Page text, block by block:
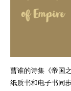
曹谁的诗集《帝国
纸质书和电子书同